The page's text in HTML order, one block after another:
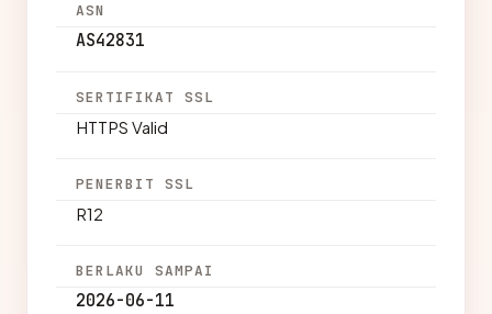
ASN
AS42831
SERTIFIKAT SSL
HTTPS Valid
PENERBIT SSL
R12
BERLAKU SAMPAI
2026-06-11